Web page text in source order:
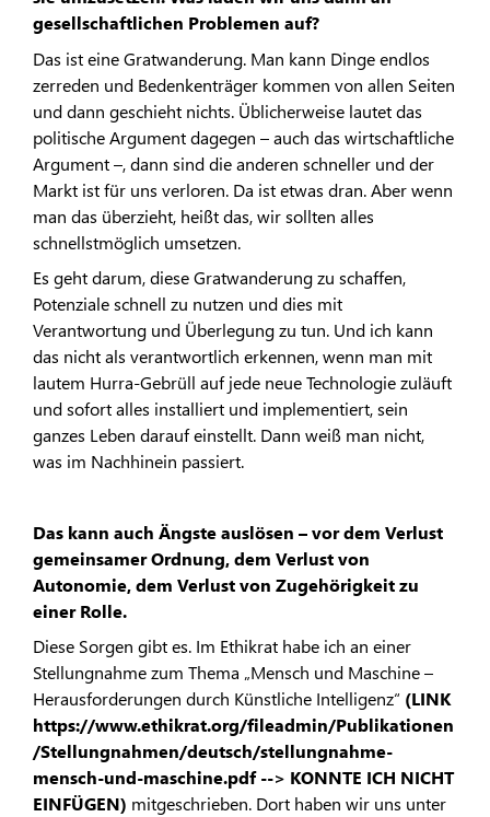
gesellschaftlichen Problemen auf?
Das ist eine Gratwanderung. Man kann Dinge endlos
zerreden und Bedenkenträger kommen von allen Seiten
und dann geschieht nichts. Üblicherweise lautet das
politische Argument dagegen – auch das wirtschaftliche
Argument –, dann sind die anderen schneller und der
Markt ist für uns verloren. Da ist etwas dran. Aber wenn
man das überzieht, heißt das, wir sollten alles
schnellstmöglich umsetzen.
Es geht darum, diese Gratwanderung zu schaffen,
Potenziale schnell zu nutzen und dies mit
Verantwortung und Überlegung zu tun. Und ich kann
das nicht als verantwortlich erkennen, wenn man mit
lautem Hurra-Gebrüll auf jede neue Technologie zuläuft
und sofort alles installiert und implementiert, sein
ganzes Leben darauf einstellt. Dann weiß man nicht,
was im Nachhinein passiert.
Das kann auch Ängste auslösen – vor dem Verlust
gemeinsamer Ordnung, dem Verlust von
Autonomie, dem Verlust von Zugehörigkeit zu
einer Rolle.
Diese Sorgen gibt es. Im Ethikrat habe ich an einer
Stellungnahme zum Thema „Mensch und Maschine –
Herausforderungen durch Künstliche Intelligenz“ (LINK
https://www.ethikrat.org/fileadmin/Publikationen
/Stellungnahmen/deutsch/stellungnahme-
mensch-und-maschine.pdf --> KONNTE ICH NICHT
EINFÜGEN) mitgeschrieben. Dort haben wir uns unter